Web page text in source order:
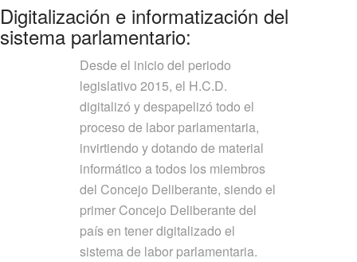
Digitalización e informatización del
sistema parlamentario:
Desde el inicio del periodo
legislativo 2015, el H.C.D.
digitalizó y despapelizó todo el
proceso de labor parlamentaria,
invirtiendo y dotando de material
informático a todos los miembros
del Concejo Deliberante, siendo el
primer Concejo Deliberante del
país en tener digitalizado el
sistema de labor parlamentaria.